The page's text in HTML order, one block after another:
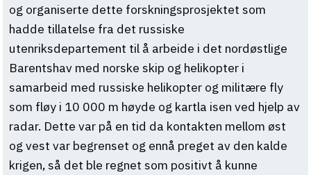
og organiserte dette forskningsprosjektet som
hadde tillatelse fra det russiske
utenriksdepartement til å arbeide i det nordøstlige
Barentshav med norske skip og helikopter i
samarbeid med russiske helikopter og militære fly
som fløy i 10 000 m høyde og kartla isen ved hjelp av
radar. Dette var på en tid da kontakten mellom øst
og vest var begrenset og ennå preget av den kalde
krigen, så det ble regnet som positivt å kunne